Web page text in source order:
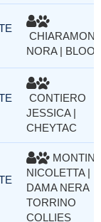
NORA |
CONTIERO
JESSICA |
CHEYTAC
MONTIN
NICOLETTA |
DAMA NERA
TORRINO
COLLIES